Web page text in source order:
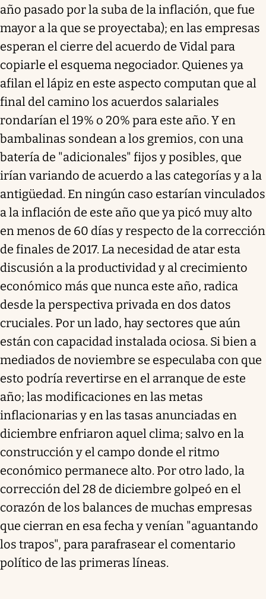
año pasado por la suba de la inflación, que fue
mayor a la que se proyectaba); en las empresas
esperan el cierre del acuerdo de Vidal para
copiarle el esquema negociador. Quienes ya
afilan el lápiz en este aspecto computan que al
final del camino los acuerdos salariales
rondarían el 19% o 20% para este año. Y en
bambalinas sondean a los gremios, con una
batería de "adicionales" fijos y posibles, que
irían variando de acuerdo a las categorías y a la
antigüedad. En ningún caso estarían vinculados
a la inflación de este año que ya picó muy alto
en menos de 60 días y respecto de la corrección
de finales de 2017. La necesidad de atar esta
discusión a la productividad y al crecimiento
económico más que nunca este año, radica
desde la perspectiva privada en dos datos
cruciales. Por un lado, hay sectores que aún
están con capacidad instalada ociosa. Si bien a
mediados de noviembre se especulaba con que
esto podría revertirse en el arranque de este
año; las modificaciones en las metas
inflacionarias y en las tasas anunciadas en
diciembre enfriaron aquel clima; salvo en la
construcción y el campo donde el ritmo
económico permanece alto. Por otro lado, la
corrección del 28 de diciembre golpeó en el
corazón de los balances de muchas empresas
que cierran en esa fecha y venían "aguantando
los trapos", para parafrasear el comentario
político de las primeras líneas.